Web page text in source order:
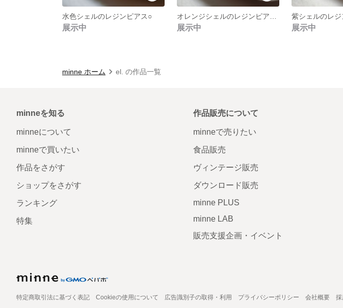
水色シェルのレジンピアス○
展示中 展示中
紫シェルのレ
展示中
minne ホーム el. の作品一覧
minneを知る
minneについて
minneで買いたい
作品をさがす
ショップをさがす
ランキング
特集
作品販売について
minneで売りたい
食品販売
ヴィンテージ販売
ダウンロード販売
minne PLUS
minne LAB
販売支援企画・イベント
特定商取引法に基づく表記 Cookieの使用について 広告識別子の取得・利用 プライバシーポリシー 会社概要 採